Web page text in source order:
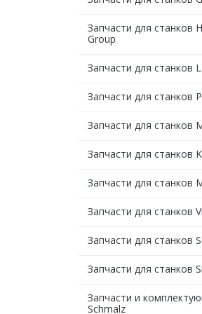
Запчасти для станков
Group
Запчасти для станков
Запчасти для станков
Запчасти для станков
Запчасти для станков
Запчасти для станков
Запчасти для станков
Запчасти для станков
Запчасти для станков
Запчасти и
Schmalz